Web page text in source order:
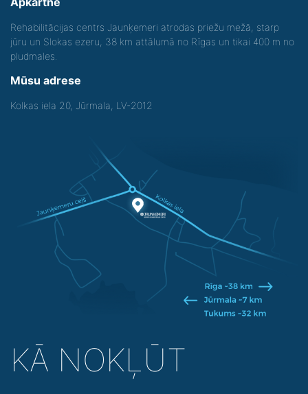
Rehabilitācijas centrs Jaunķemeri atrodas priežu mežā, starp
jūru un Slokas ezeru, 38 km attālumā no Rīgas un tikai 400 m no
pludmales.
Mūsu adrese
Kolkas iela 20, Jūrmala, LV-2012
KĀ NOKĻŪT